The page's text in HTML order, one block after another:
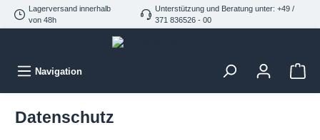
Lagerversand innerhalb
von 48h
Unterstützung und Beratung unter: +49 /
371 836526 - 00
Navigation
Datenschutz